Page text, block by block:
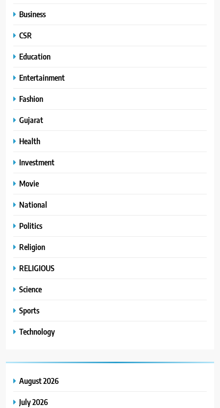
Business
CSR
Education
Entertainment
Fashion
Gujarat
Health
Investment
Movie
National
Politics
Religion
RELIGIOUS
Science
Sports
Technology
August 2026
July 2026